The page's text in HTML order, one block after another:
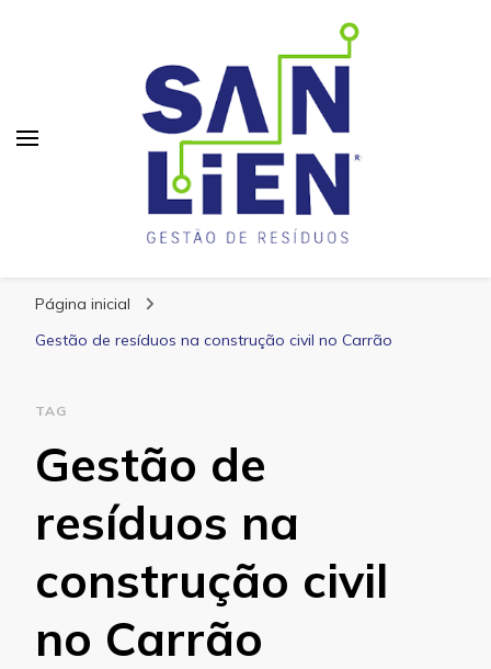
Página inicial
Gestão de resíduos na construção civil no Carrão
TAG
Gestão de
resíduos na
construção civil
no Carrão